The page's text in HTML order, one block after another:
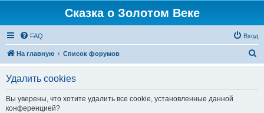
Сказка о Золотом Веке
FAQ Вход
На главную Список форумов
Удалить cookies
Вы уверены, что хотите удалить все cookie, установленные данной
конференцией?